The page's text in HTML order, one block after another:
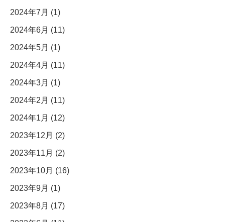
2024年7月 (1)
2024年6月 (11)
2024年5月 (1)
2024年4月 (11)
2024年3月 (1)
2024年2月 (11)
2024年1月 (12)
2023年12月 (2)
2023年11月 (2)
2023年10月 (16)
2023年9月 (1)
2023年8月 (17)